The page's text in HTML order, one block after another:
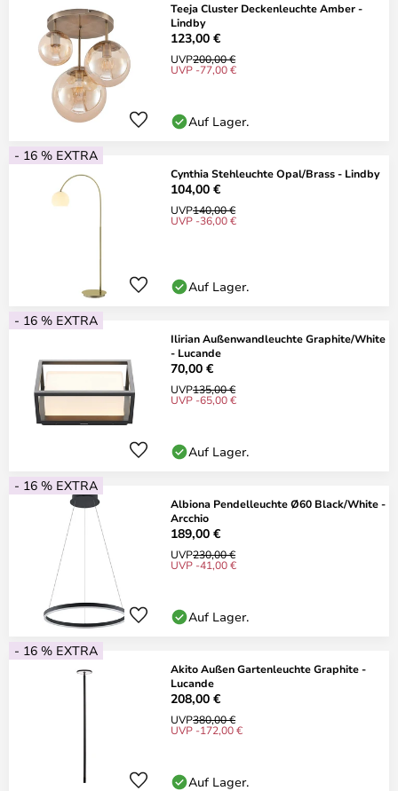
Teeja Cluster Deckenleuchte Amber -
Lindby
123,00 €
UVP200,00 €
UVP -77,00 €
Auf Lager.
- 16 % EXTRA
Cynthia Stehleuchte Opal/Brass - Lindby
104,00 €
UVP140,00 €
UVP -36,00 €
Auf Lager.
- 16 % EXTRA
Ilirian Außenwandleuchte Graphite/White
- Lucande
70,00 €
UVP135,00 €
UVP -65,00 €
Auf Lager.
- 16 % EXTRA
Albiona Pendelleuchte Ø60 Black/White -
Arcchio
189,00 €
UVP230,00 €
UVP -41,00 €
Auf Lager.
- 16 % EXTRA
Akito Außen Gartenleuchte Graphite -
Lucande
208,00 €
UVP380,00 €
UVP -172,00 €
Auf Lager.